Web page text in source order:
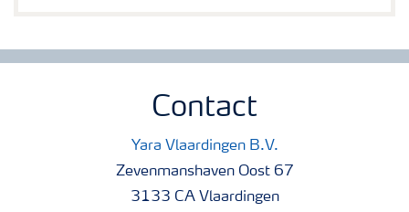
Contact
Yara Vlaardingen B.V.
Zevenmanshaven Oost 67
3133 CA Vlaardingen